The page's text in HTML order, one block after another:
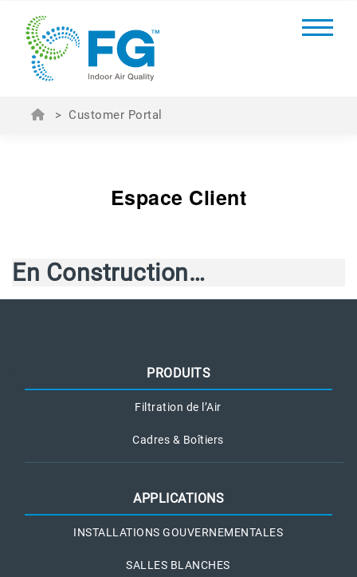
> Customer Portal
Espace Client
En Construction…
PRODUITS
Filtration de l’Air
Cadres & Boîtiers
APPLICATIONS
INSTALLATIONS GOUVERNEMENTALES
SALLES BLANCHES